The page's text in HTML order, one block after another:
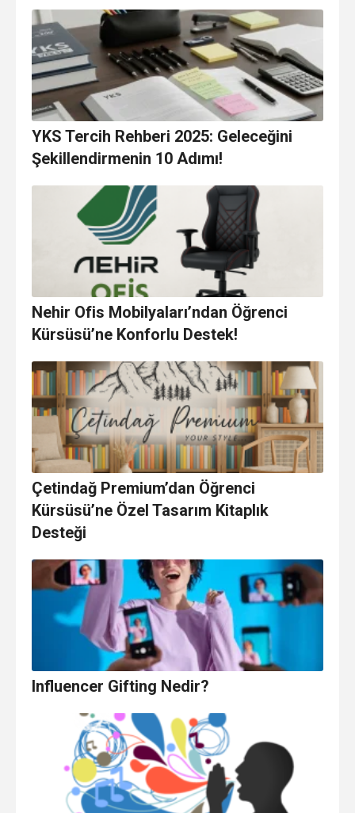
YKS Tercih Rehberi 2025: Geleceğini
Şekillendirmenin 10 Adımı!
Nehir Ofis Mobilyaları’ndan Öğrenci
Kürsüsü’ne Konforlu Destek!
Çetindağ Premium’dan Öğrenci
Kürsüsü’ne Özel Tasarım Kitaplık
Desteği
Influencer Gifting Nedir?